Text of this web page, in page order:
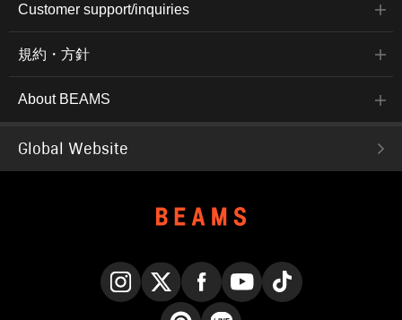
Customer support/inquiries
規約・方針
About BEAMS
Global Website